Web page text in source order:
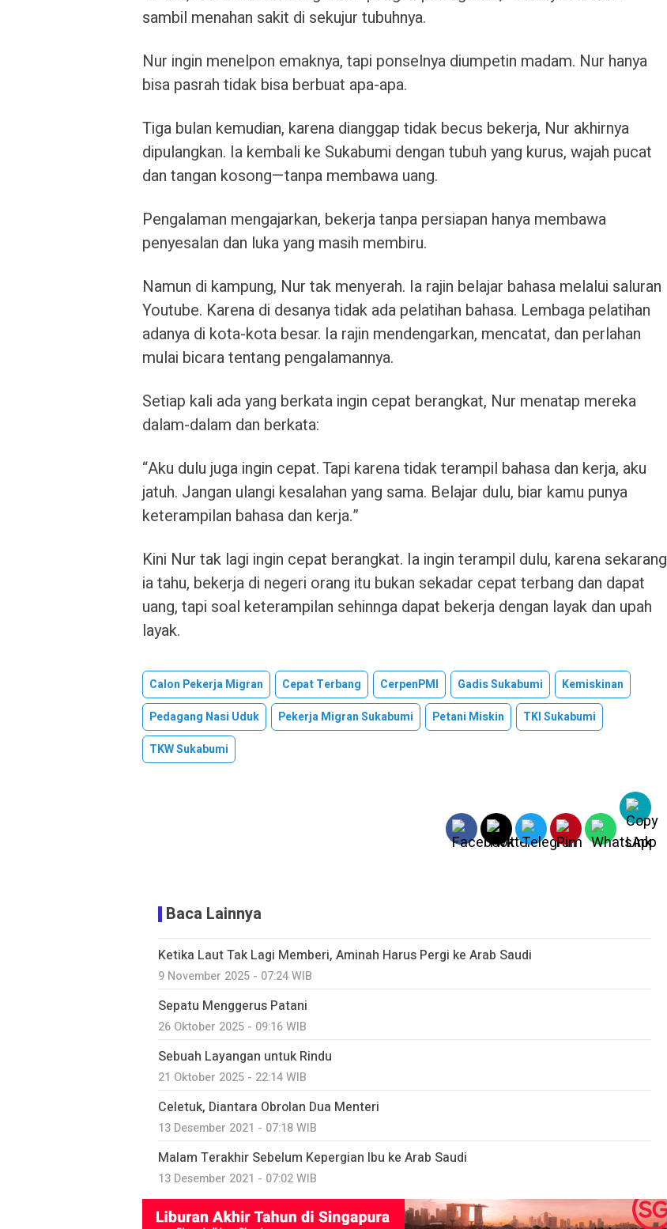
sambil menahan sakit di sekujur tubuhnya.
Nur ingin menelpon emaknya, tapi ponselnya diumpetin madam. Nur hanya
bisa pasrah tidak bisa berbuat apa-apa.
Tiga bulan kemudian, karena dianggap tidak becus bekerja, Nur akhirnya
dipulangkan. Ia kembali ke Sukabumi dengan tubuh yang kurus, wajah pucat
dan tangan kosong—tanpa membawa uang.
Pengalaman mengajarkan, bekerja tanpa persiapan hanya membawa
penyesalan dan luka yang masih membiru.
Namun di kampung, Nur tak menyerah. Ia rajin belajar bahasa melalui saluran
Youtube. Karena di desanya tidak ada pelatihan bahasa. Lembaga pelatihan
adanya di kota-kota besar. Ia rajin mendengarkan, mencatat, dan perlahan
mulai bicara tentang pengalamannya.
Setiap kali ada yang berkata ingin cepat berangkat, Nur menatap mereka
dalam-dalam dan berkata:
“Aku dulu juga ingin cepat. Tapi karena tidak terampil bahasa dan kerja, aku
jatuh. Jangan ulangi kesalahan yang sama. Belajar dulu, biar kamu punya
keterampilan bahasa dan kerja.”
Kini Nur tak lagi ingin cepat berangkat. Ia ingin terampil dulu, karena sekarang
ia tahu, bekerja di negeri orang itu bukan sekadar cepat terbang dan dapat
uang, tapi soal keterampilan sehinnga dapat bekerja dengan layak dan upah
layak.
Calon Pekerja Migran Cepat Terbang CerpenPMI Gadis Sukabumi
Kemiskinan
Pedagang Nasi Uduk
Pekerja Migran Sukabumi Petani Miskin
TKI Sukabumi
TKW Sukabumi
Baca Lainnya
Ketika Laut Tak Lagi Memberi, Aminah Harus Pergi ke Arab Saudi
9 November 2025 - 07:24 WIB
Sepatu Menggerus Patani
26 Oktober 2025 - 09:16 WIB
Sebuah Layangan untuk Rindu
21 Oktober 2025 - 22:14 WIB
Celetuk, Diantara Obrolan Dua Menteri
13 Desember 2021 - 07:18 WIB
Malam Terakhir Sebelum Kepergian Ibu ke Arab Saudi
13 Desember 2021 - 07:02 WIB